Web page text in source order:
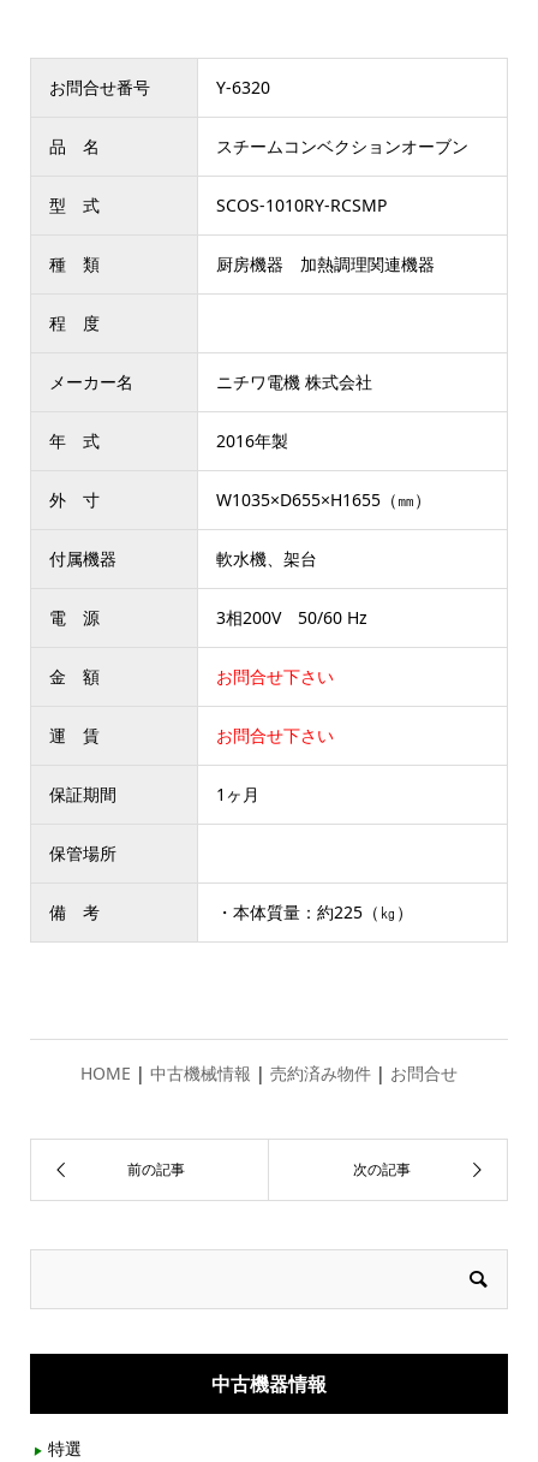
お問合せ番号 Y-6320
品 名 スチームコンベクションオーブン
型 式 SCOS-1010RY-RCSMP
種 類 厨房機器 加熱調理関連機器
程 度
メーカー名 ニチワ電機 株式会社
年 式 2016年製
外 寸 W1035×D655×H1655（㎜）
付属機器 軟水機、架台
電 源 3相200V 50/60 Hz
金 額 お問合せ下さい
運 賃 お問合せ下さい
保証期間 1ヶ月
保管場所
備 考 ・本体質量：約225（㎏）
HOME | 中古機械情報 | 売約済み物件 | お問合せ
中古機器情報
特選